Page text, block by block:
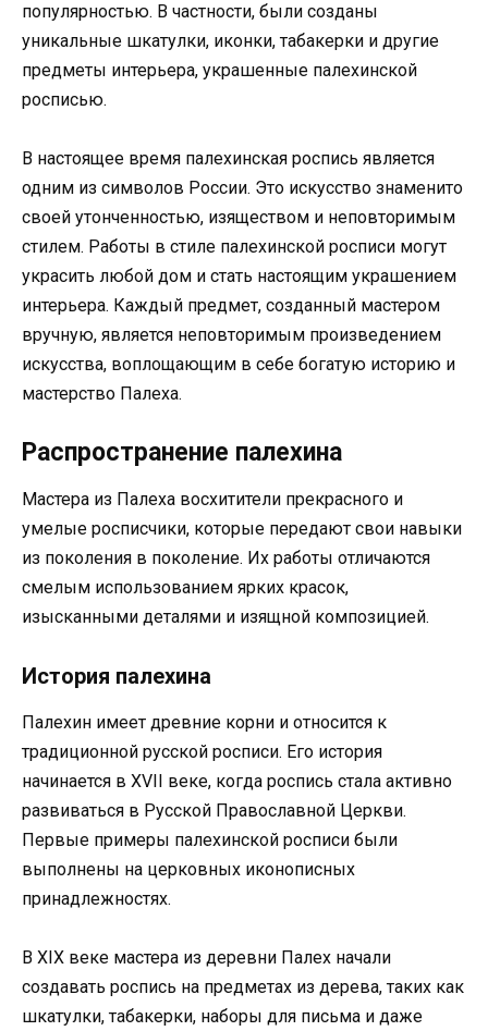
популярностью. В частности, были созданы
уникальные шкатулки, иконки, табакерки и другие
предметы интерьера, украшенные палехинской
росписью.
В настоящее время палехинская роспись является
одним из символов России. Это искусство знаменито
своей утонченностью, изяществом и неповторимым
стилем. Работы в стиле палехинской росписи могут
украсить любой дом и стать настоящим украшением
интерьера. Каждый предмет, созданный мастером
вручную, является неповторимым произведением
искусства, воплощающим в себе богатую историю и
мастерство Палеха.
Распространение палехина
Мастера из Палеха восхитители прекрасного и
умелые росписчики, которые передают свои навыки
из поколения в поколение. Их работы отличаются
смелым использованием ярких красок,
изысканными деталями и изящной композицией.
История палехина
Палехин имеет древние корни и относится к
традиционной русской росписи. Его история
начинается в XVII веке, когда роспись стала активно
развиваться в Русской Православной Церкви.
Первые примеры палехинской росписи были
выполнены на церковных иконописных
принадлежностях.
В XIX веке мастера из деревни Палех начали
создавать роспись на предметах из дерева, таких как
шкатулки, табакерки, наборы для письма и даже